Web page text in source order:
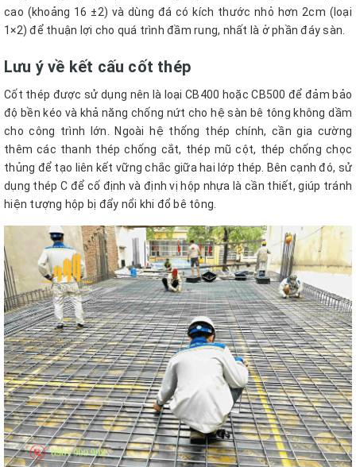
cao (khoảng 16 ±2) và dùng đá có kích thước nhỏ hơn 2cm (loại
1×2) để thuận lợi cho quá trình đầm rung, nhất là ở phần đáy sàn.
Lưu ý về kết cấu cốt thép
Cốt thép được sử dụng nên là loại CB400 hoặc CB500 để đảm bảo
độ bền kéo và khả năng chống nứt cho hệ sàn bê tông không dầm
cho công trình lớn. Ngoài hệ thống thép chính, cần gia cường
thêm các thanh thép chống cắt, thép mũ cột, thép chống chọc
thủng để tạo liên kết vững chắc giữa hai lớp thép. Bên cạnh đó, sử
dụng thép C để cố định và định vị hộp nhựa là cần thiết, giúp tránh
hiện tượng hộp bị đẩy nổi khi đổ bê tông.